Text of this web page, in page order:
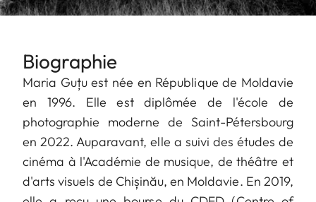
Biographie
Maria Guțu est née en République de Moldavie
en 1996. Elle est diplômée de l'école de
photographie moderne de Saint-Pétersbourg
en 2022. Auparavant, elle a suivi des études de
cinéma à l'Académie de musique, de théâtre et
d'arts visuels de Chișinău, en Moldavie. En 2019,